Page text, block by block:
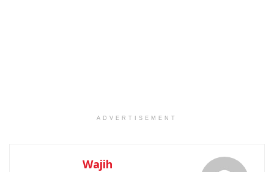
ADVERTISEMENT
Wajih